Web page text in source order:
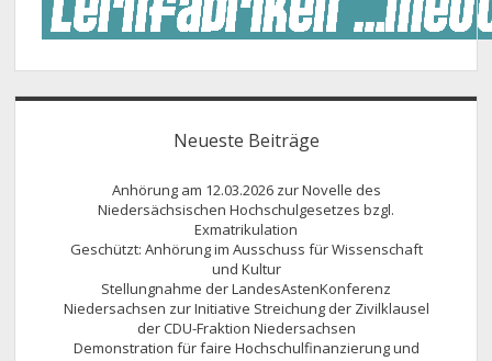
Neueste Beiträge
Anhörung am 12.03.2026 zur Novelle des
Niedersächsischen Hochschulgesetzes bzgl.
Exmatrikulation
Geschützt: Anhörung im Ausschuss für Wissenschaft
und Kultur
Stellungnahme der LandesAstenKonferenz
Niedersachsen zur Initiative Streichung der Zivilklausel
der CDU-Fraktion Niedersachsen
Demonstration für faire Hochschulfinanzierung und